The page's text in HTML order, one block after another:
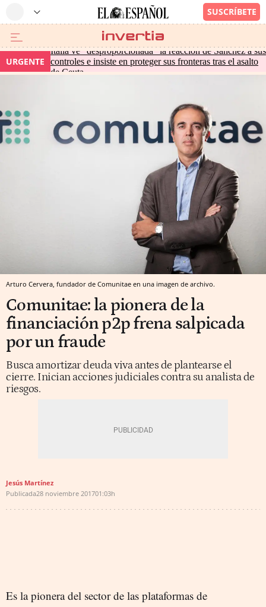
URGENTE
Italia ve "desproporcionada" la reacción de Sánchez a sus
controles e insiste en proteger sus fronteras tras el asalto
de Ceuta
Arturo Cervera, fundador de Comunitae en una imagen de archivo.
Comunitae: la pionera de la
financiación p2p frena salpicada
por un fraude
Busca amortizar deuda viva antes de plantearse el
cierre. Inician acciones judiciales contra su analista de
riesgos.
Jesús Martínez
Publicada28 noviembre 201701:03h
Es la pionera del sector de las plataformas de